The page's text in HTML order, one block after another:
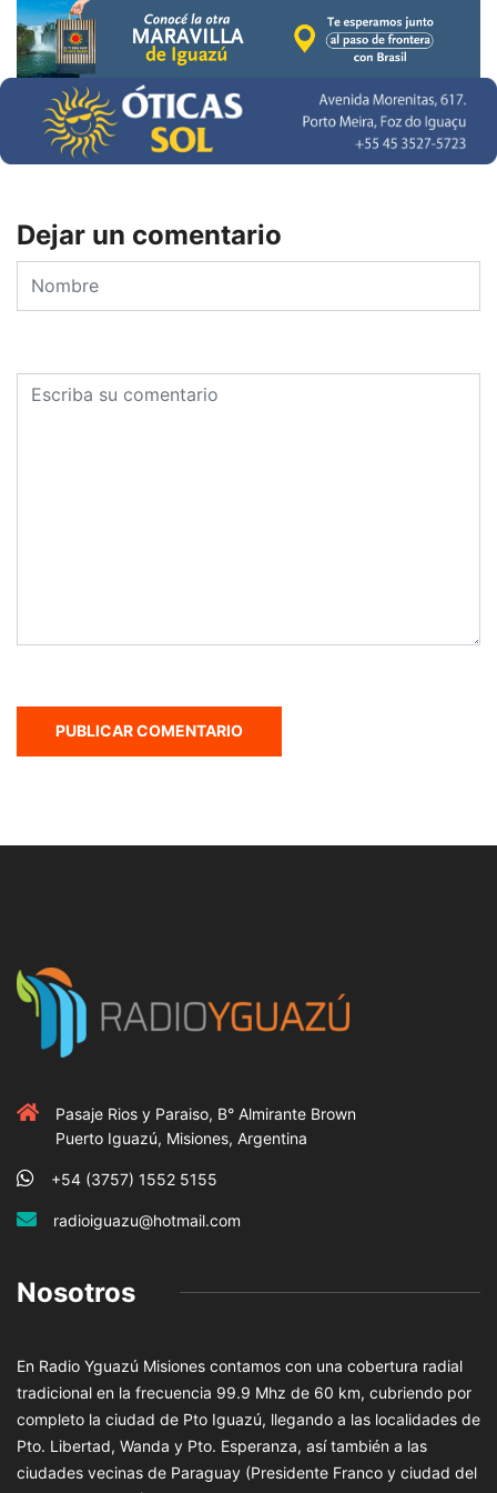
Dejar un comentario
Pasaje Rios y Paraiso, B° Almirante Brown
Puerto Iguazú, Misiones, Argentina
+54 (3757) 1552 5155
radioiguazu@hotmail.com
Nosotros
En Radio Yguazú Misiones contamos con una cobertura radial
tradicional en la frecuencia 99.9 Mhz de 60 km, cubriendo por
completo la ciudad de Pto Iguazú, llegando a las localidades de
Pto. Libertad, Wanda y Pto. Esperanza, así también a las
ciudades vecinas de Paraguay (Presidente Franco y ciudad del